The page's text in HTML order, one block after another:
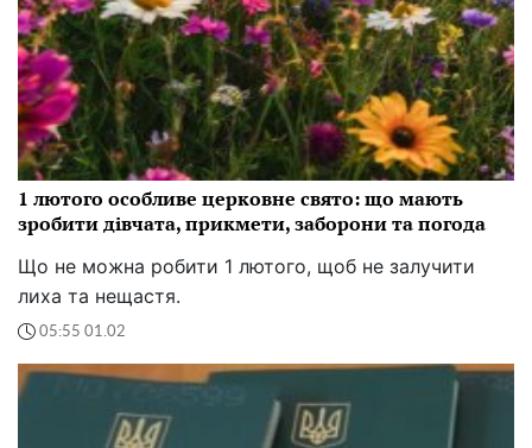
1 лютого особливе церковне свято: що мають
зробити дівчата, прикмети, заборони та погода
Що не можна робити 1 лютого, щоб не залучити
лиха та нещастя.
05:55 01.02